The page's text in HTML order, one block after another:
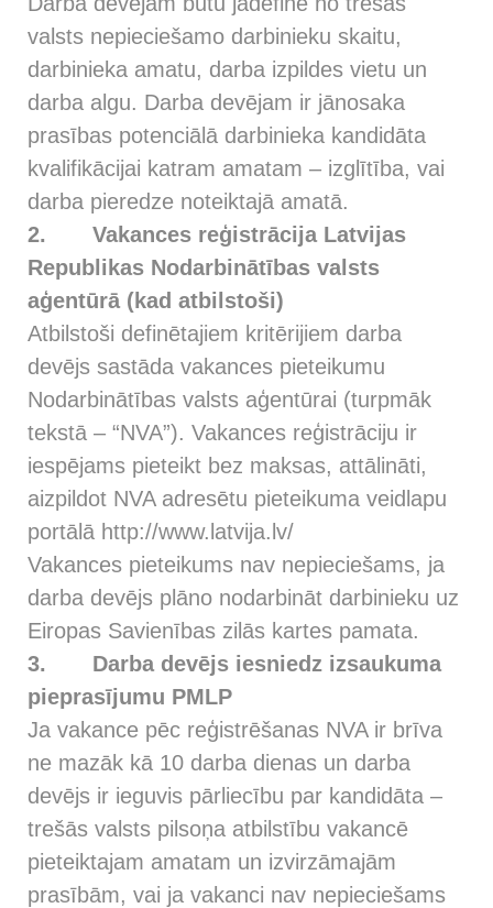
valsts nepieciešamo darbinieku skaitu,
darbinieka amatu, darba izpildes vietu un
darba algu. Darba devējam ir jānosaka
prasības potenciālā darbinieka kandidāta
kvalifikācijai katram amatam – izglītība, vai
darba pieredze noteiktajā amatā.
2. Vakances reģistrācija Latvijas
Republikas Nodarbinātības valsts
aģentūrā (kad atbilstoši)
Atbilstoši definētajiem kritērijiem darba
devējs sastāda vakances pieteikumu
Nodarbinātības valsts aģentūrai (turpmāk
tekstā – “NVA”). Vakances reģistrāciju ir
iespējams pieteikt bez maksas, attālināti,
aizpildot NVA adresētu pieteikuma veidlapu
portālā http://www.latvija.lv/
Vakances pieteikums nav nepieciešams, ja
darba devējs plāno nodarbināt darbinieku uz
Eiropas Savienības zilās kartes pamata.
3. Darba devējs iesniedz izsaukuma
pieprasījumu PMLP
Ja vakance pēc reģistrēšanas NVA ir brīva
ne mazāk kā 10 darba dienas un darba
devējs ir ieguvis pārliecību par kandidāta –
trešās valsts pilsoņa atbilstību vakancē
pieteiktajam amatam un izvirzāmajām
prasībām, vai ja vakanci nav nepieciešams